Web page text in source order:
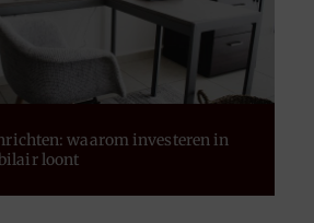
waarom investeren in
loont